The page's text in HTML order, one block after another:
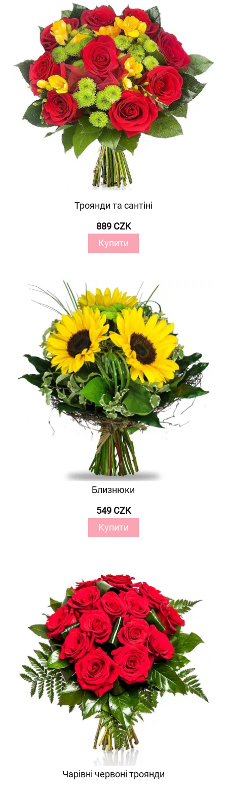
Троянди та сантіні
889 CZK
Купити
Близнюки
549 CZK
Купити
Чарівні червоні троянди